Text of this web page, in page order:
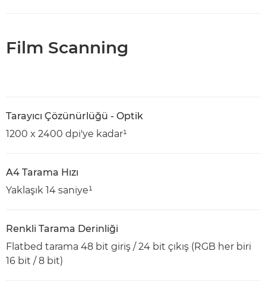
Film Scanning
Tarayıcı Çözünürlüğü - Optik
1200 x 2400 dpi'ye kadar¹
A4 Tarama Hızı
Yaklaşık 14 saniye¹
Renkli Tarama Derinliği
Flatbed tarama 48 bit giriş / 24 bit çıkış (RGB her biri
16 bit / 8 bit)